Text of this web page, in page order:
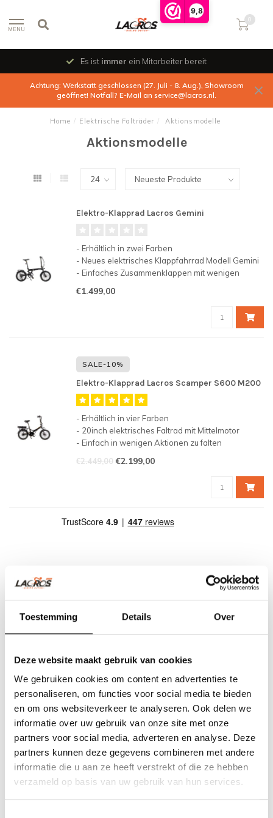
9,8
Toestemming Details Over
Deze website maakt gebruik van cookies
We gebruiken cookies om content en advertenties te
personaliseren, om functies voor social media te bieden
en om ons websiteverkeer te analyseren. Ook delen we
informatie over uw gebruik van onze site met onze
partners voor social media, adverteren en analyse. Deze
partners kunnen deze gegevens combineren met andere
informatie die u aan ze heeft verstrekt of die ze hebben
verzameld op basis van uw gebruik van hun services.
MENU
0
Es ist immer ein Mitarbeiter bereit
Achtung: Werkstatt geschlossen (27. Juli - 8. Aug.), Showroom
geöffnet! Notfall? E-Mail an service@lacros.nl.
Home / Elektrische Falträder / Aktionsmodelle
Aktionsmodelle
Elektro-Klapprad Lacros Gemini
- Erhältlich in zwei Farben
- Neues elektrisches Klappfahrrad Modell Gemini
- Einfaches Zusammenklappen mit wenigen
- Leicht
- Maximale Reichweite von 20–30 km (unter guten
€1.499,00
SALE-10%
Elektro-Klapprad Lacros Scamper S600 M200
- Erhältlich in vier Farben
- 20inch elektrisches Faltrad mit Mittelmotor
- Einfach in wenigen Aktionen zu falten
- Maximale Reichweite von 60-90km (unter guten
€2.449,00€2.199,00
Team Lacros